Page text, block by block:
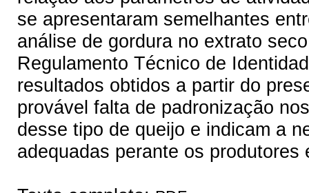
se apresentaram semelhantes
análise de gordura no extrato
Regulamento Técnico de
resultados obtidos a partir do
provável falta de padronização
desse tipo de queijo e indicam a
adequadas perante os produtores